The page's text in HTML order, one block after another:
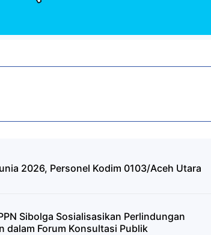
2026, Personel Kodim 0103/Aceh Utara
Sibolga Sosialisasikan Perlindungan
dalam Forum Konsultasi Publik